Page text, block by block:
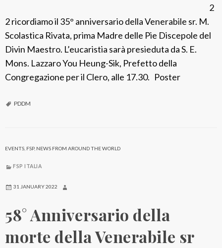
c
c
a
r
d
2
2 ricordiamo il 35° anniversario della Venerabile sr. M.
Scolastica Rivata, prima Madre delle Pie Discepole del
Divin Maestro. L’eucaristia sarà presieduta da S. E.
Mons. Lazzaro You Heung-Sik, Prefetto della
Congregazione per il Clero, alle 17.30. Poster
PDDM
EVENTS, FSP, NEWS FROM AROUND THE WORLD
FSP ITALIA
31 JANUARY 2022
58° Anniversario della
morte della Venerabile sr